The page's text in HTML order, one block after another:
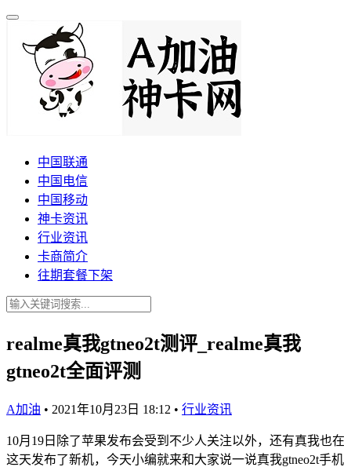
中国联通
中国电信
中国移动
神卡资讯
行业资讯
卡商简介
往期套餐下架
realme真我gtneo2t测评_realme真我
gtneo2t全面评测
A加油 • 2021年10月23日 18:12 • 行业资讯
10月19日除了苹果发布会受到不少人关注以外，还有真我也在
这天发布了新机，今天小编就来和大家说一说真我gtneo2t手机